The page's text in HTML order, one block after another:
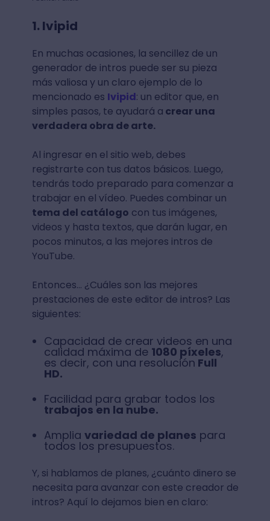
1. Ivipid
En muchas ocasiones, la sencillez de un
generador de intros puede ser su pieza
más valiosa y un claro ejemplo de lo
mencionado es Ivipid: un editor que, en
simples pasos, te ayudará a crear una
verdadera obra de arte.
Al ingresar en el sitio web, debes
registrarte con tus datos básicos. Luego,
tendrás todo preparado para comenzar a
trabajar en el vídeo. Puedes combinar un
tema del catálogo con tus imágenes,
videos y hasta textos, que darán lugar, en
pocos minutos, a las mejores intros de
YouTube.
Entonces… ¿Cuáles son las mejores
prestaciones de este editor de intros? Las
siguientes:
Capacidad de crear videos en una
calidad máxima de 1080 píxeles,
es decir, con una resolución Full
HD.
Facilidad para grabar todos los
trabajos en la nube.
Amplia variedad de planes para
todos los presupuestos.
Y, si hablamos de planes, ¿cuánto dinero se
necesita para avanzar con este creador de
intros? Aquí lo dejamos bien en claro: